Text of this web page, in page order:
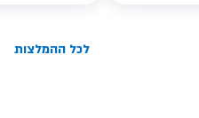
לכל ההמלצות